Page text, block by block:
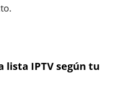
lista IPTV según tu